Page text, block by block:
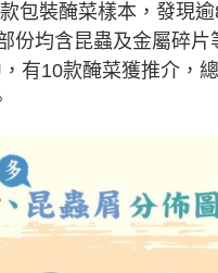
包裝醃菜樣本，發現
份均含昆蟲及金屬碎
有10款醃菜獲推介，